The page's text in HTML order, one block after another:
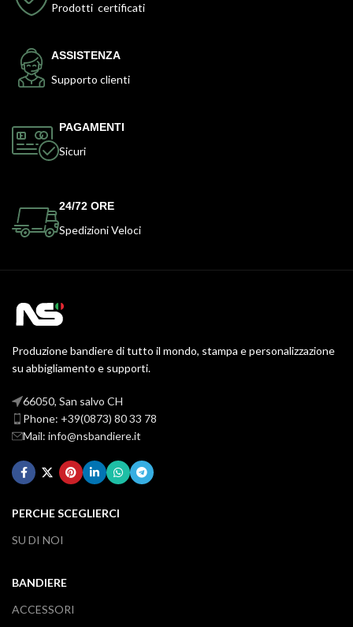
Prodotti certificati
ASSISTENZA
Supporto clienti
PAGAMENTI
Sicuri
24/72 ORE
Spedizioni Veloci
Produzione bandiere di tutto il mondo, stampa e personalizzazione
su abbigliamento e supporti.
66050, San salvo CH
Phone: +39(0873) 80 33 78
Mail: info@nsbandiere.it
PERCHE SCEGLIERCI
SU DI NOI
BANDIERE
ACCESSORI